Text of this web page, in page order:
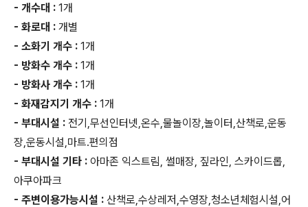
- 개수대 : 1개
- 화로대 : 개별
- 소화기 개수 : 1개
- 방화수 개수 : 1개
- 방화사 개수 : 1개
- 화재감지기 개수 : 1개
- 부대시설 : 전기,무선인터넷,온수,물놀이장,놀이터,산책로,운동
장,운동시설,마트.편의점
- 부대시설 기타 : 아마존 익스트림, 썰매장, 짚라인, 스카이드롭,
아쿠아파크
- 주변이용가능시설 : 산책로,수상레저,수영장,청소년체험시설,어